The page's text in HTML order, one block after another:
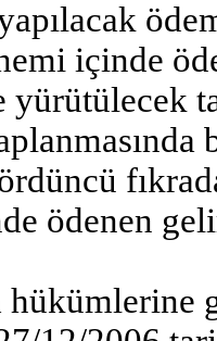
içinde
yürütülecek
ödenen